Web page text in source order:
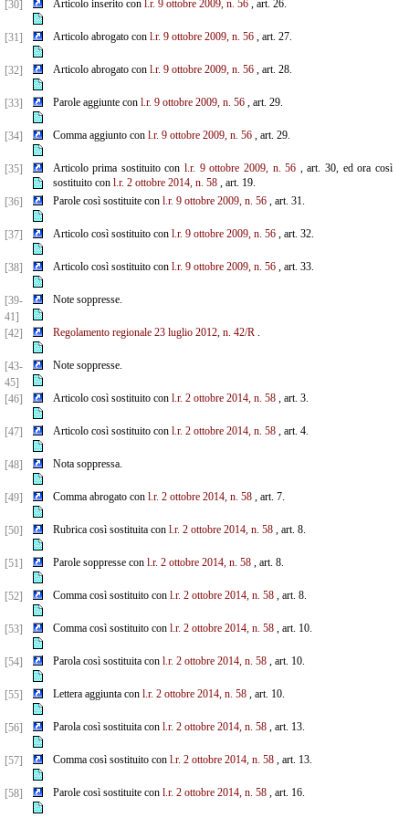
[30] Articolo inserito con l.r. 9 ottobre 2009, n. 56, art. 26.
[31] Articolo abrogato con l.r. 9 ottobre 2009, n. 56, art. 27.
[32] Articolo abrogato con l.r. 9 ottobre 2009, n. 56, art. 28.
[33] Parole aggiunte con l.r. 9 ottobre 2009, n. 56, art. 29.
[34] Comma aggiunto con l.r. 9 ottobre 2009, n. 56, art. 29.
[35] Articolo prima sostituito conl.r. 9 ottobre 2009, n. 56 , art. 30, ed ora così
sostituito con l.r. 2 ottobre 2014, n. 58, art. 19.
[36]
Parole così sostituite con l.r. 9 ottobre 2009, n. 56, art. 31.
[37] Articolo così sostituito con l.r. 9 ottobre 2009, n. 56, art. 32.
[38] Articolo così sostituito con l.r. 9 ottobre 2009, n. 56, art. 33.
[39-
41]
Note soppresse.
[42] Regolamento regionale 23 luglio 2012, n. 42/R.
[43-
45]
Note soppresse.
[46] Articolo così sostituito con l.r. 2 ottobre 2014, n. 58, art. 3.
[47] Articolo così sostituito con l.r. 2 ottobre 2014, n. 58, art. 4.
[48] Nota soppressa.
[49] Comma abrogato con l.r. 2 ottobre 2014, n. 58, art. 7.
[50] Rubrica così sostituita con l.r. 2 ottobre 2014, n. 58, art. 8.
[51] Parole soppresse con l.r. 2 ottobre 2014, n. 58, art. 8.
[52] Comma così sostituito con l.r. 2 ottobre 2014, n. 58, art. 8.
[53] Comma così sostituito con l.r. 2 ottobre 2014, n. 58, art. 10.
[54] Parola così sostituita con l.r. 2 ottobre 2014, n. 58, art. 10.
[55] Lettera aggiunta con l.r. 2 ottobre 2014, n. 58, art. 10.
[56] Parola così sostituita con l.r. 2 ottobre 2014, n. 58, art. 13.
[57] Comma così sostituito con l.r. 2 ottobre 2014, n. 58, art. 13.
[58] Parole così sostituite con l.r. 2 ottobre 2014, n. 58, art. 16.